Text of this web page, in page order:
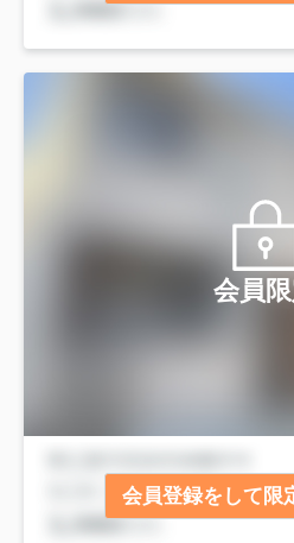
会員
会員登録をして限